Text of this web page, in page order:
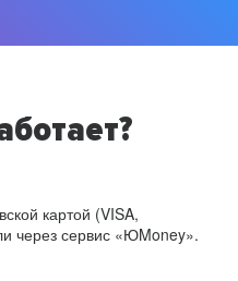
картой (VISA,
через сервис «ЮMoney».